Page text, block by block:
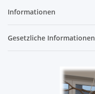
Informationen
Gesetzliche Informationen